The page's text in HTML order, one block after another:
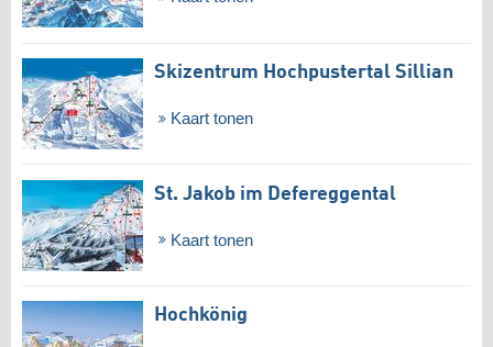
Skizentrum Hochpustertal Sillian
Kaart tonen
St. Jakob im Defereggental
Kaart tonen
Hochkönig